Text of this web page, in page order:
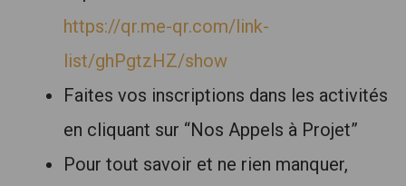
https://qr.me-qr.com/link-
list/ghPgtzHZ/show
Faites vos inscriptions dans les activités
en cliquant sur “Nos Appels à Projet”
Pour tout savoir et ne rien manquer,